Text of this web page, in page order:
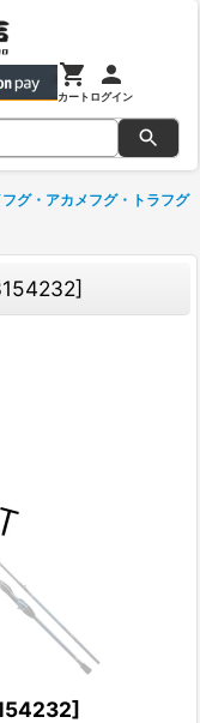
カートログイン
グ・アカメフグ・トラフグ
]
]